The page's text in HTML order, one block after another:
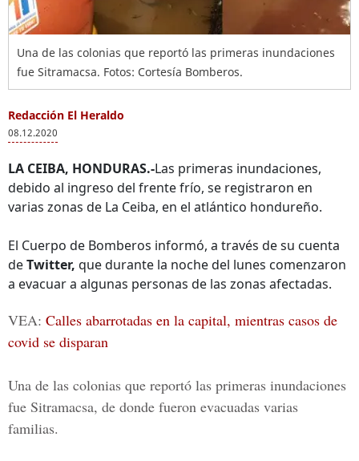
Una de las colonias que reportó las primeras inundaciones
fue Sitramacsa. Fotos: Cortesía Bomberos.
Redacción El Heraldo
08.12.2020
LA CEIBA, HONDURAS.-Las primeras inundaciones,
debido al ingreso del frente frío, se registraron en
varias zonas de La Ceiba, en el atlántico hondureño.
El Cuerpo de Bomberos informó, a través de su cuenta
deTwitter, que durante la noche del lunes comenzaron
a evacuar a algunas personas de las zonas afectadas.
VEA: Calles abarrotadas en la capital, mientras casos de
covid se disparan
Una de las colonias que reportó las primeras inundaciones
fue Sitramacsa, de donde fueron evacuadas varias
familias.